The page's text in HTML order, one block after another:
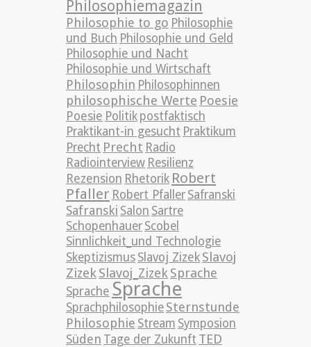
Philosophiemagazin
Philosophie to go Philosophie
und Buch Philosophie und Geld
Philosophie und Nacht
Philosophie und Wirtschaft
Philosophin Philosophinnen
philosophische Werte Poesie
Poesie Politik postfaktisch
Praktikant-in gesucht Praktikum
Precht Precht Radio
Radiointerview Resilienz
Rezension Rhetorik Robert
Pfaller Robert Pfaller Safranski
Safranski Salon Sartre
Schopenhauer Scobel
Sinnlichkeit_und Technologie
Skeptizismus Slavoj Zizek Slavoj
Zizek Slavoj_Zizek Sprache
Sprache Sprache
Sprachphilosophie Sternstunde
Philosophie Stream Symposion
Süden Tage der Zukunft TED